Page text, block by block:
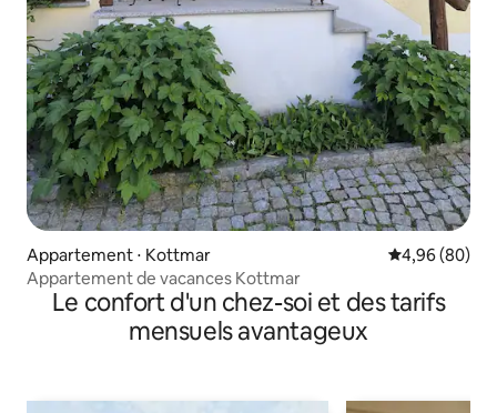
Appartement ⋅ Kottmar Évaluation
4,96 (80)
Appartement de vacances Kottmar
Le confort d'un chez-soi et des tarifs
mensuels avantageux